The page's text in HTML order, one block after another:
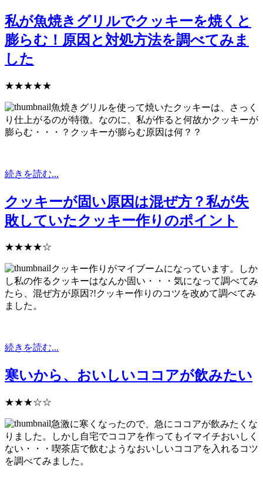
私が魚焼きグリルでクッキーを焼くと
膨らむ！原因と対処方法を調べてみま
した
★★★★★
魚焼きグリルを使って焼いたクッキーは、さっく
り仕上がるのが特徴。なのに、私が作ると何故かクッキーが
膨らむ・・・？クッキーが膨らむ原因は何？？
続きを読む...
クッキーが固い原因は混ぜ方？私が失
敗していたクッキー作りのポイント
★★★★☆
クッキー作りがマイブームになっています。しか
し私の作るクッキーはなんか固い・・・気になって調べてみ
たら、混ぜ方が原因?!クッキー作りのコツを改めて調べてみ
ました。
続きを読む...
寒いから、おいしいココアが飲みたい
★★★☆☆
急激に寒くなったので、急にココアが飲みたくな
りました。しかし自宅でココアを作ってもイマイチおいしく
ない・・・喫茶店で飲むようなおいしいココアを入れるコツ
を調べてみました。